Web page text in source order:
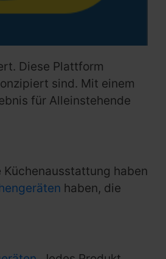
Diese Plattform
sind. Mit einem
für Alleinstehende
haben
haben, die